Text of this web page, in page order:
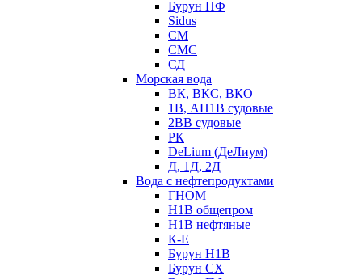
Бурун ПФ
Sidus
СМ
СМС
СД
Морская вода
ВК, ВКС, ВКО
1В, АН1В судовые
2ВВ судовые
РК
DeLium (ДеЛиум)
Д, 1Д, 2Д
Вода с нефтепродуктами
ГНОМ
Н1В общепром
Н1В нефтяные
К-Е
Бурун Н1В
Бурун СХ